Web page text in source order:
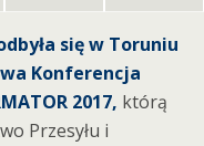
się w Toruniu
Konferencja
2017, którą
Przesyłu i